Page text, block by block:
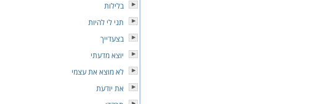
בלילות
תני לי להיות
בצעדייך
יוצא מדעתי
לא מוצא את עצמי
את יודעת